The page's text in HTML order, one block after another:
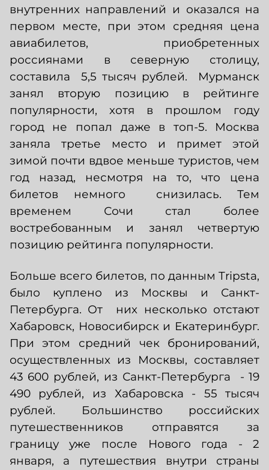
внутренних направлений и оказался на
первом месте, при этом средняя цена
авиабилетов, приобретенных
россиянами в северную столицу,
составила 5,5 тысяч рублей. Мурманск
занял вторую позицию в рейтинге
популярности, хотя в прошлом году
город не попал даже в топ-5. Москва
заняла третье место и примет этой
зимой почти вдвое меньше туристов, чем
год назад, несмотря на то, что цена
билетов немного снизилась. Тем
временем Сочи стал более
востребованным и занял четвертую
позицию рейтинга популярности.
Больше всего билетов, по данным Tripsta,
было куплено из Москвы и Санкт-
Петербурга. От них несколько отстают
Хабаровск, Новосибирск и Екатеринбург.
При этом средний чек бронирований,
осуществленных из Москвы, составляет
43 600 рублей, из Санкт-Петербурга - 19
490 рублей, из Хабаровска - 55 тысяч
рублей. Большинство российских
путешественников отправятся за
границу уже после Нового года - 2
января, а путешествия внутри страны